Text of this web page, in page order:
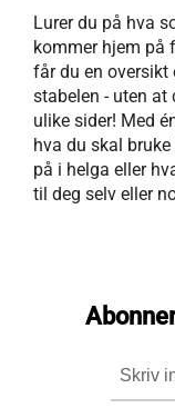
Lurer du på hva
kommer hjem på
får du en oversikt
stabelen - uten at
ulike sider! Med
hva du skal
på i helga eller
til deg selv eller